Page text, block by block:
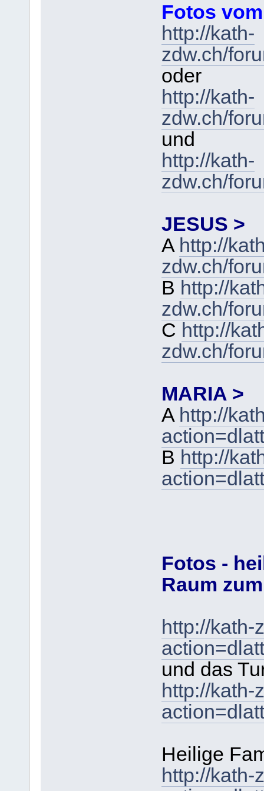
Fotos
http://kath-
zdw.ch/
oder
http://kath-
zdw.ch/
und
http://kath-
zdw.ch/
JESUS >
A http://
zdw.ch/
B http://
zdw.ch/
C http://
zdw.ch/
MARIA >
A http://
B http://
Fotos -
Raum
http://kath-
und das
http://kath-
Heilige
http://kath-